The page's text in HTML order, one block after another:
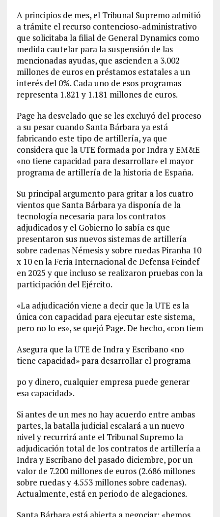
A principios de mes, el Tribunal Supremo admitió
a trámite el recurso contencioso-administrativo
que solicitaba la filial de General Dynamics como
medida cautelar para la suspensión de las
mencionadas ayudas, que ascienden a 3.002
millones de euros en préstamos estatales a un
interés del 0%. Cada uno de esos programas
representa 1.821 y 1.181 millones de euros.
Page ha desvelado que se les excluyó del proceso
a su pesar cuando Santa Bárbara ya está
fabricando este tipo de artillería, ya que
considera que la UTE formada por Indra y EM&E
«no tiene capacidad para desarrollar» el mayor
programa de artillería de la historia de España.
Su principal argumento para gritar a los cuatro
vientos que Santa Bárbara ya disponía de la
tecnología necesaria para los contratos
adjudicados y el Gobierno lo sabía es que
presentaron sus nuevos sistemas de artillería
sobre cadenas Némesis y sobre ruedas Piranha 10
x 10 en la Feria Internacional de Defensa Feindef
en 2025 y que incluso se realizaron pruebas con la
participación del Ejército.
«La adjudicación viene a decir que la UTE es la
única con capacidad para ejecutar este sistema,
pero no lo es», se quejó Page. De hecho, «con tiem
Asegura que la UTE de Indra y Escribano «no
tiene capacidad» para desarrollar el programa
po y dinero, cualquier empresa puede generar
esa capacidad».
Si antes de un mes no hay acuerdo entre ambas
partes, la batalla judicial escalará a un nuevo
nivel y recurrirá ante el Tribunal Supremo la
adjudicación total de los contratos de artillería a
Indra y Escribano del pasado diciembre, por un
valor de 7.200 millones de euros (2.686 millones
sobre ruedas y 4.553 millones sobre cadenas).
Actualmente, está en periodo de alegaciones.